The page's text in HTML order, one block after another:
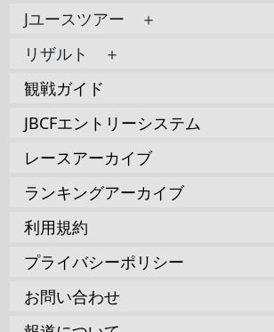
Jユースツアー ＋
リザルト ＋
観戦ガイド
JBCFエントリーシステム
レースアーカイブ
ランキングアーカイブ
利用規約
プライバシーポリシー
お問い合わせ